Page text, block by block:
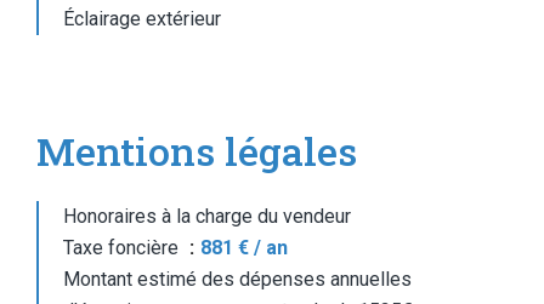
Éclairage extérieur
Mentions légales
Honoraires à la charge du vendeur
Taxe foncière
881 € / an
Montant estimé des dépenses annuelles